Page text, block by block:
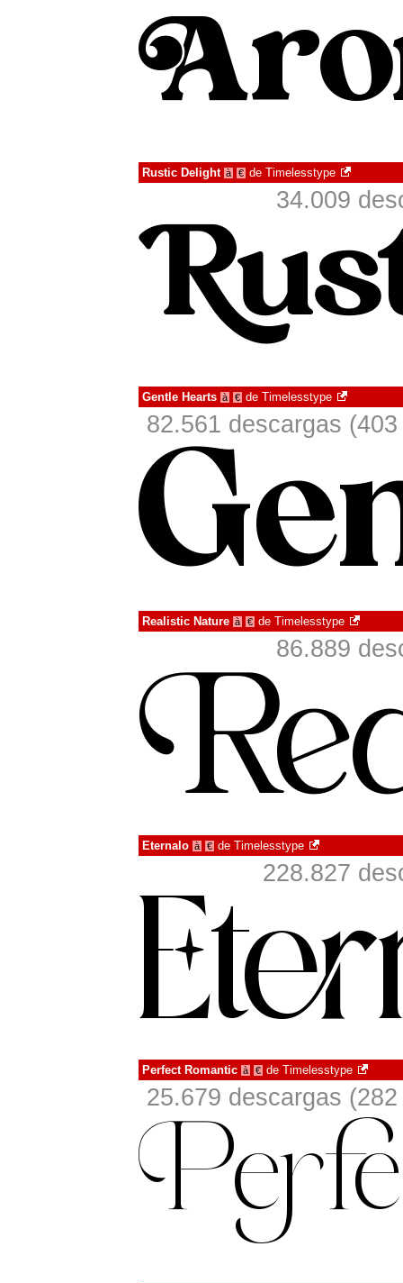
Rustic Delight à € de Timelesstype
34.009
Gentle Hearts à € de Timelesstype
82.561 descargas
Realistic Nature à € de Timelesstype
86.889
Eternalo à € de Timelesstype
228.827
Perfect Romantic à € de Timelesstype
25.679 descargas